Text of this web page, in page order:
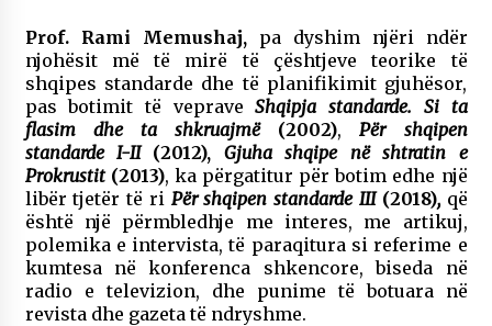
03/05/2026
Gazeta Kallarati nr. 116
28/01/2026
Mbi kockat e martirëve ngrihet Atdheu
17/10/2025
Gazeta Kallarati nr. 115
14/10/2025
Faksimilet e një 83 vjetori lufte: Çfarë shkruan
Vexhi Buharaja për Heroin e Popullit, Mumin
Selami.
Prof. Rami Memushaj,pa dyshim njëri ndër
njohësit më të mirë të çështjeve teorike të
shqipes standarde dhe të planifikimit gjuhësor,
pas botimit të vepraveShqipja standarde. Si ta
flasim dhe ta shkruajmë(2002),Për shqipen
standarde I-II(2012), Gjuha shqipe në shtratin e
Prokrustit(2013), ka përgatitur për botim edhe një
libër tjetër të ri Për shqipen standarde III (2018), që
është një përmbledhje me interes, me artikuj,
polemika e intervista, të paraqitura si referime e
kumtesa në konferenca shkencore, biseda në
radio e televizion, dhe punime të botuara në
revista dhe gazeta të ndryshme.